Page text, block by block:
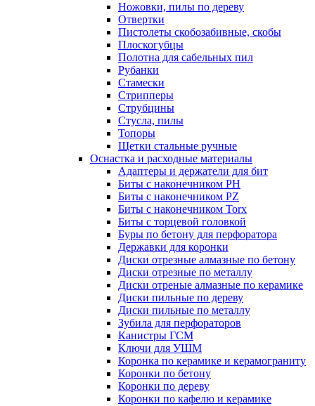
Ножовки, пилы по дереву
Отвертки
Пистолеты скобозабивные, скобы
Плоскогубцы
Полотна для сабельных пил
Рубанки
Стамески
Стрипперы
Струбцины
Стусла, пилы
Топоры
Щетки стальные ручные
Оснастка и расходные материалы
Адаптеры и держатели для бит
Биты с наконечником PH
Биты с наконечником PZ
Биты с наконечником Torx
Биты с торцевой головкой
Буры по бетону для перфоратора
Державки для коронки
Диски отрезные алмазные по бетону
Диски отрезные по металлу
Диски отреные алмазные по керамике
Диски пильные по дереву
Диски пильные по металлу
Зубила для перфораторов
Канистры ГСМ
Ключи для УШМ
Коронка по керамике и керамограниту
Коронки по бетону
Коронки по дереву
Коронки по кафелю и керамике